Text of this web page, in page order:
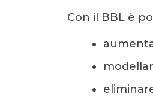
Con il BBL è